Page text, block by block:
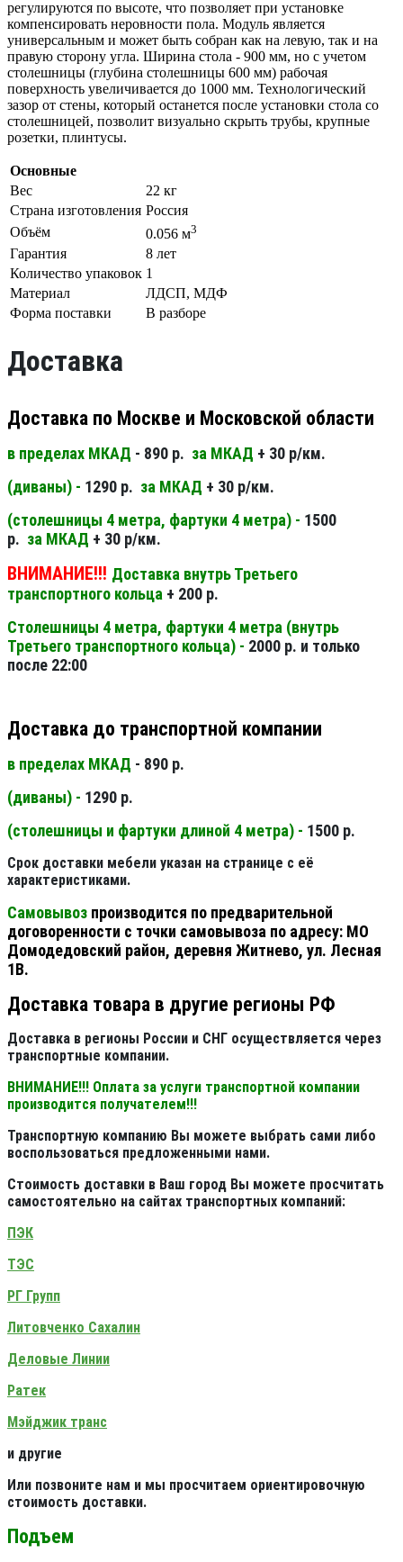
регулируются по высоте, что позволяет при установке
компенсировать неровности пола. Модуль является
универсальным и может быть собран как на левую, так и на
правую сторону угла. Ширина стола - 900 мм, но с учетом
столешницы (глубина столешницы 600 мм) рабочая
поверхность увеличивается до 1000 мм. Технологический
зазор от стены, который останется после установки стола со
столешницей, позволит визуально скрыть трубы, крупные
розетки, плинтусы.
Основные
Вес
22 кг
Страна изготовления Россия
Объём
0.056 м3
Гарантия
8 лет
Количество упаковок 1
Материал
ЛДСП, МДФ
Форма поставки
В разборе
Доставка
Доставка по Москве и Московской области
в пределах МКАД - 890 р. за МКАД + 30 р/км.
(диваны) - 1290 р. за МКАД + 30 р/км.
(столешницы 4 метра, фартуки 4 метра) - 1500
р. за МКАД + 30 р/км.
ВНИМАНИЕ!!! Доставка внутрь Третьего
транспортного кольца + 200 р.
Столешницы 4 метра, фартуки 4 метра (внутрь
Третьего транспортного кольца) - 2000 р. и только
после 22:00
Доставка до транспортной компании
в пределах МКАД - 890 р.
(диваны) - 1290 р.
(столешницы и фартуки длиной 4 метра) - 1500 р.
Срок доставки мебели указан на странице с её
характеристиками.
Самовывоз производится по предварительной
договоренности с точки самовывоза по адресу: МО
Домодедовский район, деревня Житнево, ул. Лесная
1В.
Доставка товара в другие регионы РФ
Доставка в регионы России и СНГ осуществляется через
транспортные компании.
ВНИМАНИЕ!!! Оплата за услуги транспортной компании
производится получателем!!!
Транспортную компанию Вы можете выбрать сами либо
воспользоваться предложенными нами.
Стоимость доставки в Ваш город Вы можете просчитать
самостоятельно на сайтах транспортных компаний:
ПЭК
ТЭС
РГ Групп
Литовченко Сахалин
Деловые Линии
Ратек
Мэйджик транс
и другие
Или позвоните нам и мы просчитаем ориентировочную
стоимость доставки.
Подъем